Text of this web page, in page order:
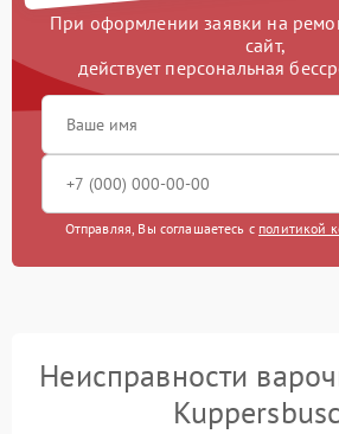
При оформлении заявки на
сайт,
действует персональная
Отправляя, Вы соглашаетесь с политикой
Неисправности